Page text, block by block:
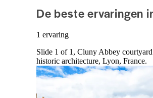
De beste ervaringen
1 ervaring
Slide 1 of 1, Cluny Abbey
historic architecture, Lyon, France.